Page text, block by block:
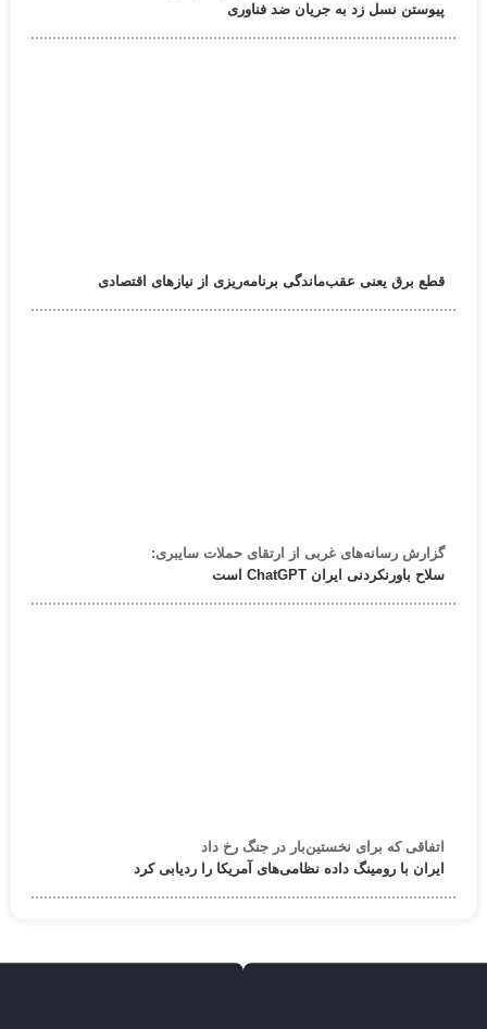
پیوستن نسل زد به جریان ضد فناوری
قطع برق یعنی عقب‌ماندگی برنامه‌ریزی از نیازهای اقتصادی
گزارش رسانه‌های غربی از ارتقای حملات سایبری:
سلاح باورنکردنی ایران ChatGPT است
اتفاقی که برای نخستین‌بار در جنگ رخ داد
ایران با رومینگ داده نظامی‌های آمریکا را ردیابی کرد